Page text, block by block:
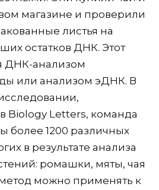
магазине и проверили
листья на
остатков ДНК. Этот
ДНК-анализом
или анализом эДНК. В
Biology Letters, команда
более 1200 различных
в результате анализа
ромашки, мяты, чая
можно применять к